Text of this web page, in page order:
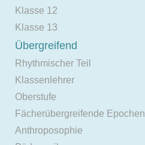
Klasse 12
Klasse 13
Übergreifend
Rhythmischer Teil
Klassenlehrer
Oberstufe
Fächerübergreifende Epochen
Anthroposophie